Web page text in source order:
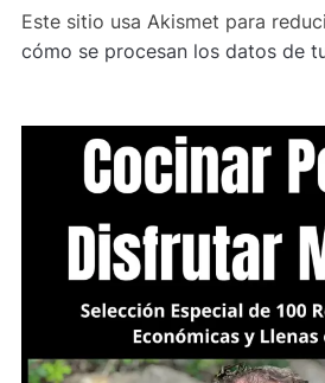
Este sitio usa Akismet para
cómo se procesan los datos de